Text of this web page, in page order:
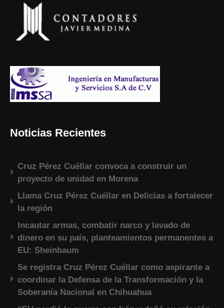
Noticias Recientes
Cruz Pérez Cuéllar convoca a construir un
proyecto de unidad en Morena
Llama Cruz Pérez Cuéllar en Delicias a fortalecer
la región
Incautar armas, combatir narco y lavado de
dinero en su país, planteamientos permanentes a
EU: Sheinbaum
Se registra Cruz Pérez Cuéllar como aspirante a
coordinar la Defensa de la Transformación y la
Soberanía Nacional en Chihuahua